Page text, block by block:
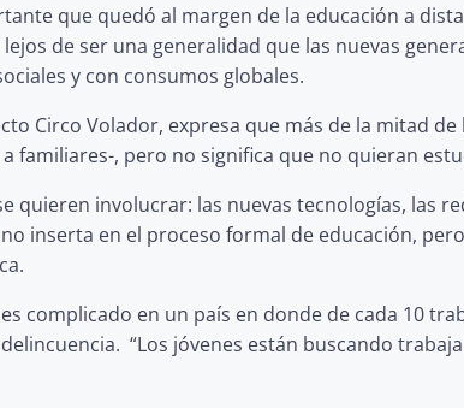
que quedó al margen de la educación a
de ser una generalidad que las nuevas
y con consumos globales.
Circo Volador, expresa que más de la mitad
familiares-, pero no significa que no quieran
quieren involucrar: las nuevas tecnologías, las
inserta en el proceso formal de educación,
complicado en un país en donde de cada 10
“Los jóvenes están buscando